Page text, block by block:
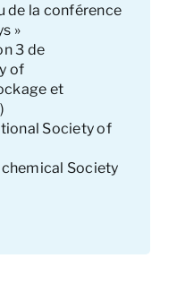
de la conférence
»
3 de
of
et
Society of
Society